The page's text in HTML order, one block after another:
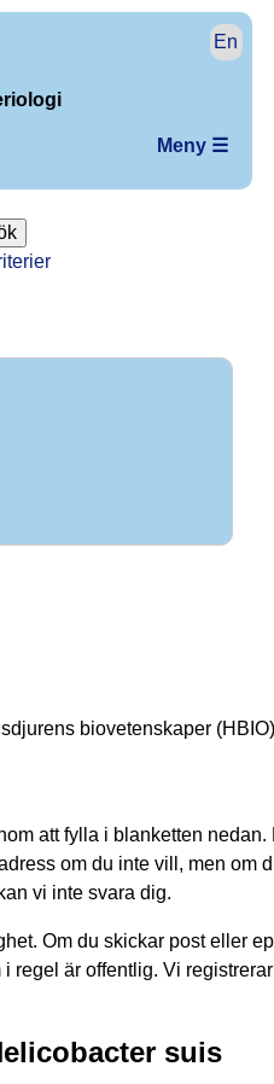
En
Meny ☰
biovetenskaper (HBIO)
att fylla i blanketten
om du inte vill, men om
vi inte svara dig.
Om du skickar post eller
regel är offentlig. Vi
suis